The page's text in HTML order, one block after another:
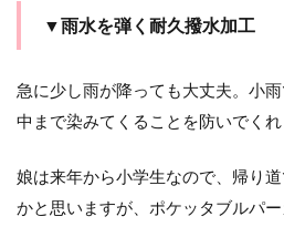
▼雨水を弾く耐久撥水加工
急に少し雨が降っても大丈夫。小
中まで染みてくることを防いでくれ
娘は来年から小学生なので、帰り
かと思いますが、ポケッタブルパ